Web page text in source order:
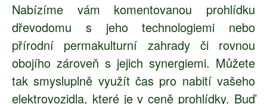
Nabízíme vám komentovanou prohlídku
dřevodomu s jeho technologiemi nebo
přírodní permakulturní zahrady či rovnou
obojího zároveň s jejich synergiemi. Můžete
tak smysluplně využít čas pro nabití vašeho
elektrovozidla, které je v ceně prohlídky. Buď